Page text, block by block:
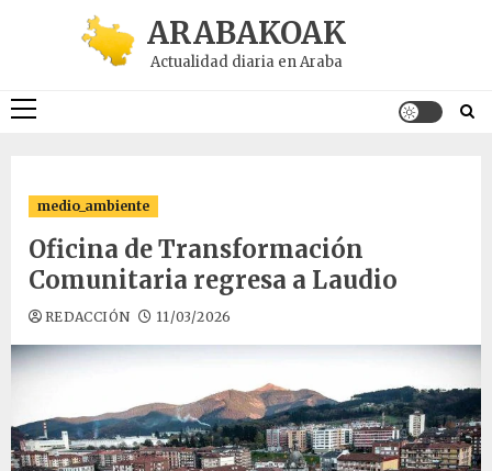
ARABAKOAK
Actualidad diaria en Araba
Menú
medio_ambiente
Oficina de Transformación
Comunitaria regresa a Laudio
REDACCIÓN 11/03/2026